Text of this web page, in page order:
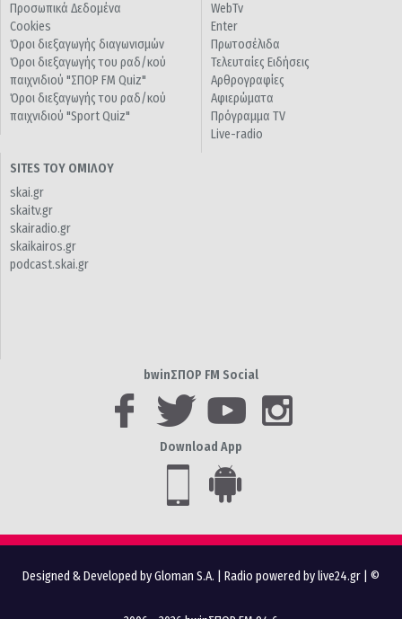
Προσωπικά Δεδομένα
Cookies
Όροι διεξαγωγής διαγωνισμών
Όροι διεξαγωγής του ραδ/κού
παιχνιδιού "ΣΠΟΡ FM Quiz"
Όροι διεξαγωγής του ραδ/κού
παιχνιδιού "Sport Quiz"
WebTv
Enter
Πρωτοσέλιδα
Τελευταίες Ειδήσεις
Αρθρογραφίες
Αφιερώματα
Πρόγραμμα TV
Live-radio
SITES ΤΟΥ ΟΜΙΛΟΥ
skai.gr
skaitv.gr
skairadio.gr
skaikairos.gr
podcast.skai.gr
bwinΣΠΟΡ FM Social
Download App
Designed & Developed by Gloman S.A. Radio powered by live24.gr | ©